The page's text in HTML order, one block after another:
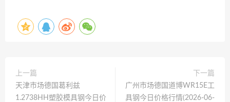
上一篇
天津市场德国葛利兹
1.2738HH塑胶模具钢今日价
下一篇
广州市场德国道博WR15E工
具钢今日价格行情(2026-06-